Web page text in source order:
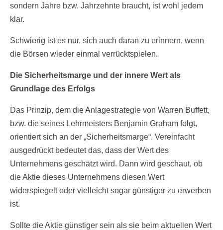
sondern Jahre bzw. Jahrzehnte braucht, ist wohl jedem
klar.
Schwierig ist es nur, sich auch daran zu erinnern, wenn
die Börsen wieder einmal verrücktspielen.
Die Sicherheitsmarge und der innere Wert als
Grundlage des Erfolgs
Das Prinzip, dem die Anlagestrategie von Warren Buffett,
bzw. die seines Lehrmeisters Benjamin Graham folgt,
orientiert sich an der „Sicherheitsmarge“. Vereinfacht
ausgedrückt bedeutet das, dass der Wert des
Unternehmens geschätzt wird. Dann wird geschaut, ob
die Aktie dieses Unternehmens diesen Wert
widerspiegelt oder vielleicht sogar günstiger zu erwerben
ist.
Sollte die Aktie günstiger sein als sie beim aktuellen Wert